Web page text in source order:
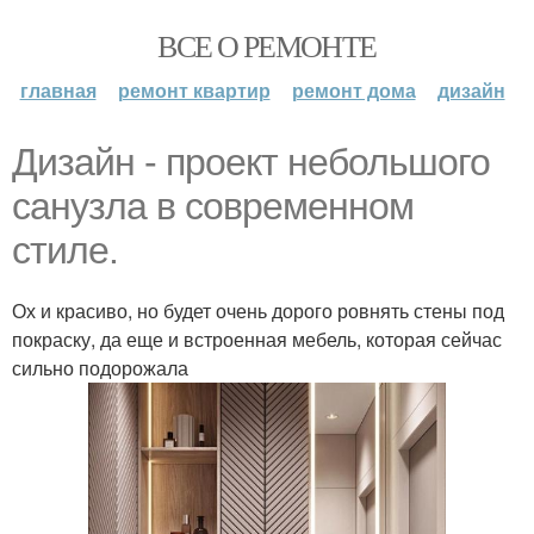
ВСЕ О РЕМОНТЕ
главная ремонт квартир ремонт дома дизайн
Дизайн - проект небольшого
санузла в современном
стиле.
Ох и красиво, но будет очень дорого ровнять стены под
покраску, да еще и встроенная мебель, которая сейчас
сильно подорожала